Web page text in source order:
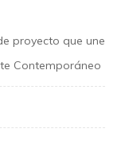
proyecto que une
Contemporáneo